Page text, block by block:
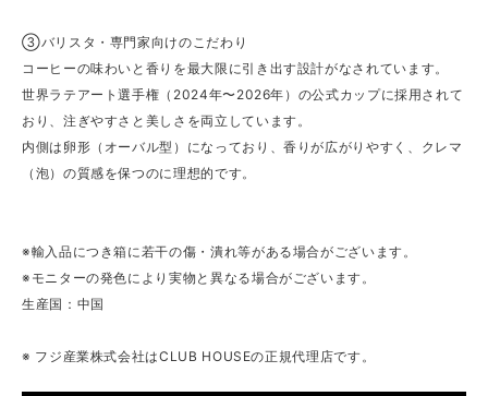
③バリスタ・専門家向けのこだわり
コーヒーの味わいと香りを最大限に引き出す設計がなされています。
世界ラテアート選手権（2024年〜2026年）の公式カップに採用されて
おり、注ぎやすさと美しさを両立しています。
内側は卵形（オーバル型）になっており、香りが広がりやすく、クレマ
（泡）の質感を保つのに理想的です。
※輸入品につき箱に若干の傷・潰れ等がある場合がございます。
※モニターの発色により実物と異なる場合がございます。
生産国：中国
※ フジ産業株式会社はCLUB HOUSEの正規代理店です。